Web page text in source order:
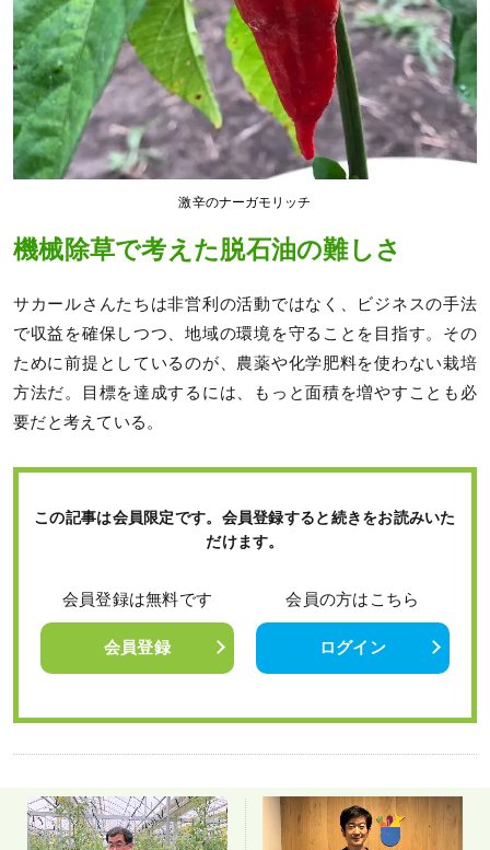
激辛のナーガモリッチ
機械除草で考えた脱石油の難しさ
サカールさんたちは非営利の活動ではなく、ビジネスの手法
で収益を確保しつつ、地域の環境を守ることを目指す。その
ために前提としているのが、農薬や化学肥料を使わない栽培
方法だ。目標を達成するには、もっと面積を増やすことも必
要だと考えている。
この記事は会員限定です。会員登録すると続きをお読みいた
だけます。
会員登録は無料です
会員登録
会員の方はこちら
ログイン